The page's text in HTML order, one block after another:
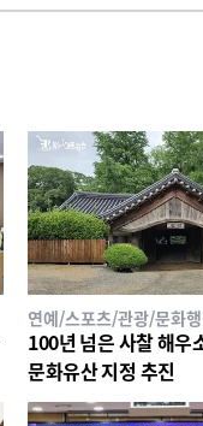
연예/스포츠/관광/문화
100년 넘은 사찰 해우
문화유산 지정 추진